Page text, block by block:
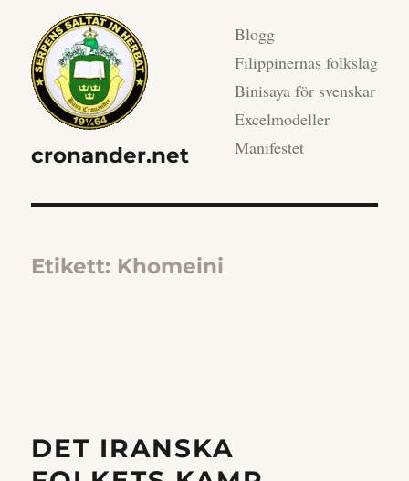
cronander.net
Blogg
Filippinernas folkslag
Binisaya för svenskar
Excelmodeller
Manifestet
Etikett: Khomeini
DET IRANSKA